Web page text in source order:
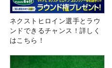
ネクストヒロイン選手とラウ
ンドできるチャンス！詳しく
はこちら！